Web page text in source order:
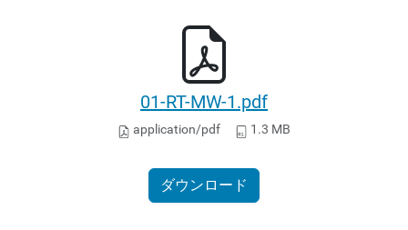
01-RT-MW-1.pdf
application/pdf 1.3 MB
ダウンロード